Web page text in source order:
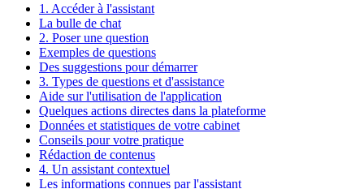
1. Accéder à l'assistant
La bulle de chat
2. Poser une question
Exemples de questions
Des suggestions pour démarrer
3. Types de questions et d'assistance
Aide sur l'utilisation de l'application
Quelques actions directes dans la plateforme
Données et statistiques de votre cabinet
Conseils pour votre pratique
Rédaction de contenus
4. Un assistant contextuel
Les informations connues par l'assistant